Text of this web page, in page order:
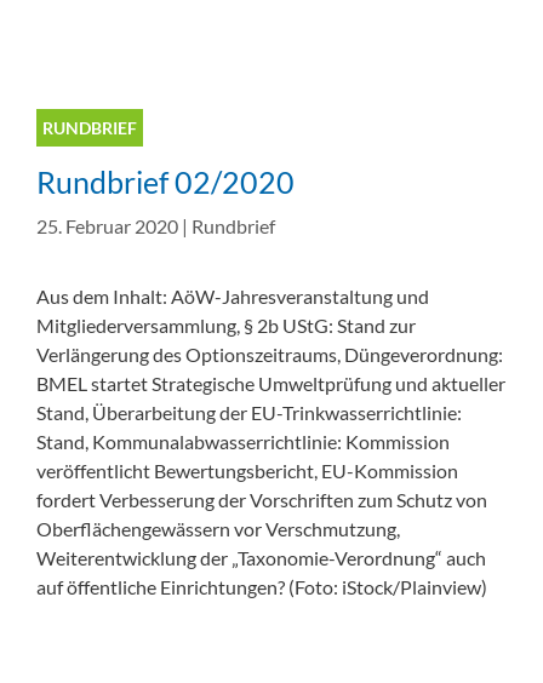
RUNDBRIEF
Rundbrief 02/2020
25. Februar 2020 | Rundbrief
Aus dem Inhalt: AöW-Jahresveranstaltung und
Mitgliederversammlung, § 2b UStG: Stand zur
Verlängerung des Optionszeitraums, Düngeverordnung:
BMEL startet Strategische Umweltprüfung und aktueller
Stand, Überarbeitung der EU-Trinkwasserrichtlinie:
Stand, Kommunalabwasserrichtlinie: Kommission
veröffentlicht Bewertungsbericht, EU-Kommission
fordert Verbesserung der Vorschriften zum Schutz von
Oberflächengewässern vor Verschmutzung,
Weiterentwicklung der „Taxonomie-Verordnung“ auch
auf öffentliche Einrichtungen? (Foto: iStock/Plainview)